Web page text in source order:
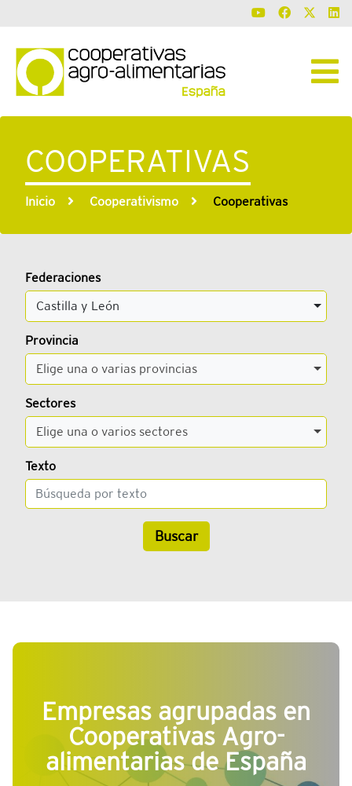
COOPERATIVAS
Inicio Cooperativismo Cooperativas
Federaciones
Castilla y León
Provincia
Elige una o varias provincias
Sectores
Elige una o varios sectores
Texto
Buscar
Empresas agrupadas en
Cooperativas Agro-
alimentarias de España